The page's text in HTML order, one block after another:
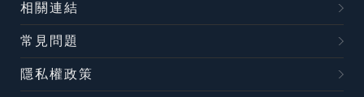
相關連結
常見問題
隱私權政策